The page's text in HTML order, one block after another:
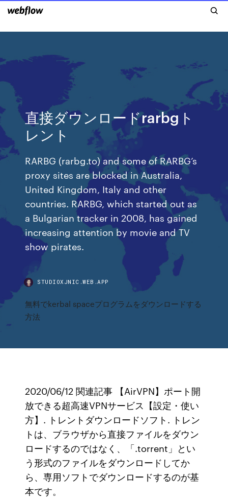
直接ダウンロードrarbgト
レント
RARBG (rarbg.to) and some of RARBG’s
proxy sites are blocked in Australia,
United Kingdom, Italy and other
countries. RARBG, which started out as
a Bulgarian tracker in 2008, has gained
increasing attention by movie and TV
show pirates.
STUDIOXJNIC.WEB.APP
無料でkerbal spaceプログラムをダウンロードする
方法
2020/06/12 関連記事 【AirVPN】ポート開
放できる超高速VPNサービス【設定・使い
方】. トレントダウンロードソフト. トレン
トは、ブラウザから直接ファイルをダウン
ロードするのではなく、「.torrent」とい
う形式のファイルをダウンロードしてか
ら、専用ソフトでダウンロードするのが基
本です。